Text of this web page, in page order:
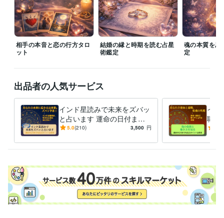
メンタル心理カウンセラー 取得年 : 2023年
ビジネス・クリエイティブツール
STORES:2年Canva:4年
得意分野
要なメッセージをお届け インド星読みで未来をズバッと占います
相手の本音と恋の行方タロ
ット
結婚の縁と時期を読む占星
術鑑定
魂の本質を思
定
出品者の人気サービス
インド星読みで未来をズバッ
と占います 運命の日付まで
丸見えのインド占星術☆
5.0(210) 3,500 円
イン
職・
職・